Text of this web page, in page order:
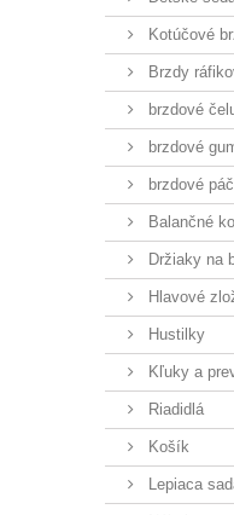
Kotúčové
Brzdy
brzdové
brzdové
brzdové
Balančné
Držiaky na
Hlavové
Hustilky
Kľuky a
Riadidlá
Košík
Lepiaca